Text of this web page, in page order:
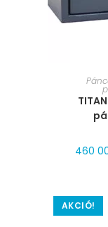
460
AKCIÓ!